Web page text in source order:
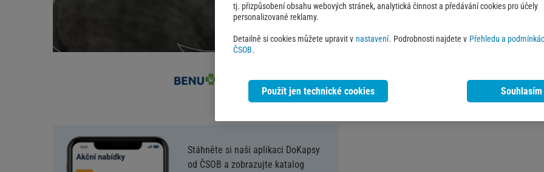
Stáhněte si naši aplikaci DoKapsy
od ČSOB a zobrazujte katalog
Zkopírujte kód a vyberte si
V nákupním košíku
Sleva platí při nákupu nad 2
tj. přizpůsobení obsahu webových stránek, analytická činnost a předávání cookies pro účely
personalizované reklamy.
Detailně si cookies můžete upravit v nastavení. Podrobnosti najdete v Přehledu a
ČSOB.
Použít jen technické cookies Souhlasím